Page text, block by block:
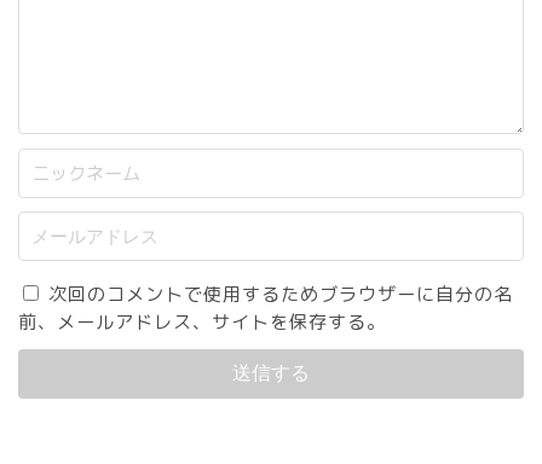
次回のコメントで使用するためブラウザーに自分の名
前、メールアドレス、サイトを保存する。